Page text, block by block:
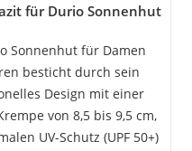
für Durio Sonnenhut
Sonnenhut für Damen
besticht durch sein
Design mit einer
von 8,5 bis 9,5 cm,
UV-Schutz (UPF 50+)